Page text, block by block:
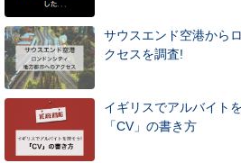
サウスエンド空港から
クセスを調査!
イギリスでアルバイト
「CV」の書き方